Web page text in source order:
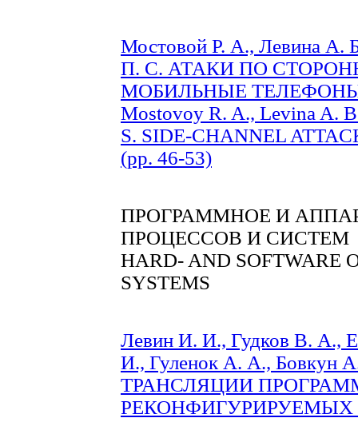
Мостовой Р. А., Левина А.
П. С. АТАКИ ПО
МОБИЛЬНЫЕ ТЕЛЕФОНЫ
Mostovoy R. A., Levina A.
S. SIDE-CHANNEL
(pp. 46-53)
ПРОГРАММНОЕ И
ПРОЦЕССОВ И СИСТЕМ
HARD- AND SOFTWARE
SYSTEMS
Левин И. И., Гудков В. А.,
И., Гуленок А. А.,
ТРАНСЛЯЦИИ
РЕКОНФИГУРИРУЕМЫХ